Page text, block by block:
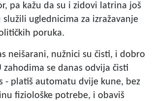
pa kažu da su i zidovi latrina još
služili uglednicima za izražavanje
poruka.
neišarani, nužnici su čisti, i dobro
zahodima se danas odvija čisti
- platiš automatu dvije kune, bez
fiziološke potrebe, i obaviš